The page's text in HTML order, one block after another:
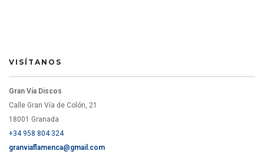
VISÍTANOS
Gran Vía Discos
Calle Gran Vía de Colón, 21
18001 Granada
+34 958 804 324
granviaflamenca@gmail.com